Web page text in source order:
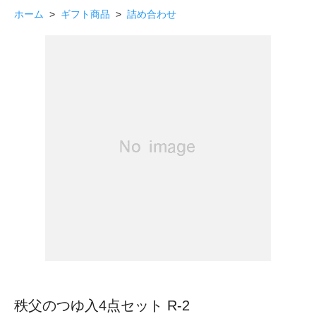
ホーム > ギフト商品 > 詰め合わせ
秩父のつゆ入4点セット R-2